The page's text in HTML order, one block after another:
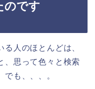
のです
人のほとんどは、
、思って色々と検索
も、、、。